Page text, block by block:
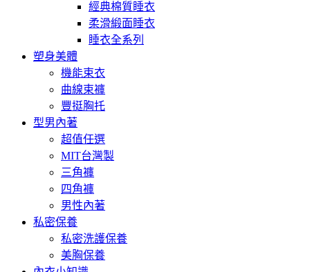
經典棉質睡衣
柔滑緞面睡衣
睡衣全系列
塑身美體
機能束衣
曲線束褲
豐挺胸托
型男內著
超值任選
MIT台灣製
三角褲
四角褲
男性內著
私密保養
私密洗護保養
美胸保養